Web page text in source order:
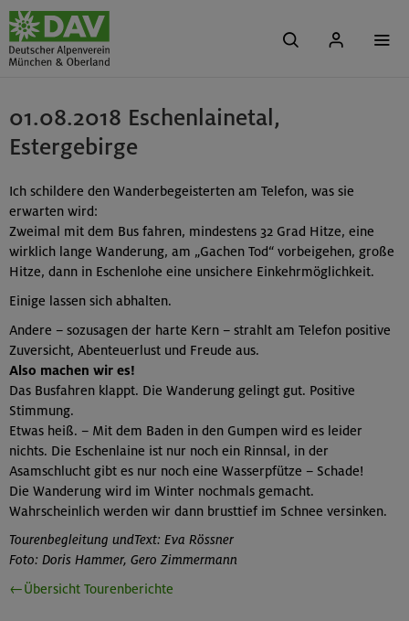
01.08.2018 Eschenlainetal,
Estergebirge
Ich schildere den Wanderbegeisterten am Telefon, was sie
erwarten wird:
Zweimal mit dem Bus fahren, mindestens 32 Grad Hitze, eine
wirklich lange Wanderung, am „Gachen Tod“ vorbeigehen, große
Hitze, dann in Eschenlohe eine unsichere Einkehrmöglichkeit.
Einige lassen sich abhalten.
Andere – sozusagen der harte Kern – strahlt am Telefon positive
Zuversicht, Abenteuerlust und Freude aus.
Also machen wir es!
Das Busfahren klappt. Die Wanderung gelingt gut. Positive
Stimmung.
Etwas heiß. – Mit dem Baden in den Gumpen wird es leider
nichts. Die Eschenlaine ist nur noch ein Rinnsal, in der
Asamschlucht gibt es nur noch eine Wasserpfütze – Schade!
Die Wanderung wird im Winter nochmals gemacht.
Wahrscheinlich werden wir dann brusttief im Schnee versinken.
Tourenbegleitung undText: Eva Rössner
Foto: Doris Hammer, Gero Zimmermann
←Übersicht Tourenberichte